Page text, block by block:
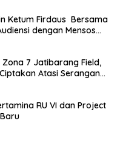
Ketum Firdaus Bersama
dengan Mensos
Zona 7 Jatibarang Field,
Atasi Serangan
RU VI dan Project